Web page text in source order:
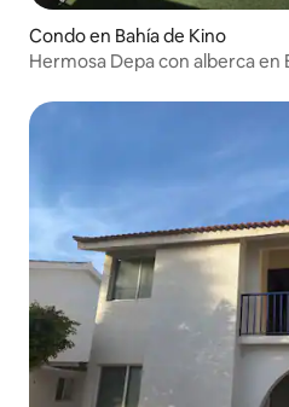
Condo en Bahía de Kino
Hermosa Depa con alberca en